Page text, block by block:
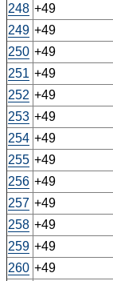
248 +49
249 +49
250 +49
251 +49
252 +49
253 +49
254 +49
255 +49
256 +49
257 +49
258 +49
259 +49
260 +49